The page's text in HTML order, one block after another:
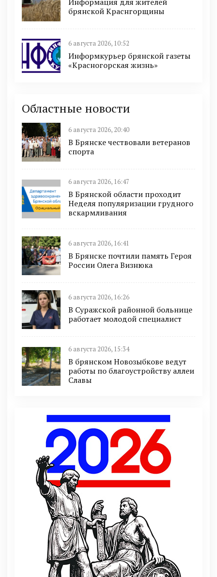
брянской Краснгорщины
6 августа 2026, 10:52
Информкурьер брянской газеты
«Красногорская жизнь»
Областные новости
6 августа 2026, 20:40
В Брянске чествовали ветеранов
спорта
6 августа 2026, 16:47
В Брянской области проходит
Неделя популяризации грудного
вскармливания
6 августа 2026, 16:41
В Брянске почтили память Героя
России Олега Визнюка
6 августа 2026, 16:26
В Суражской районной больнице
работает молодой специалист
6 августа 2026, 15:34
В брянском Новозыбкове ведут
работы по благоустройству аллеи
Славы